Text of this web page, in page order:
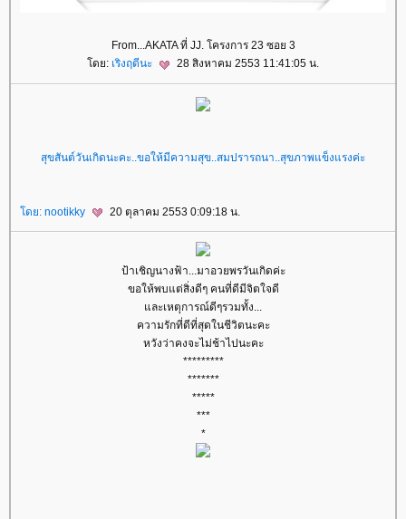
From...AKATA ที่ JJ. โครงการ 23 ซอย 3
ดย: เริงฤดีนะ 28 สิงหาคม 2553 11:41:05 น.
สุขสันต์วันเกิดนะคะ..ขอให้มีความสุข..สมปรารถนา..สุขภาพแข็งแรงค่ะ
ดย: nootikky 20 ตุลาคม 2553 0:09:18 น.
ป้าเชิญนางฟ้า...มาอวยพรวันเกิดค่ะ
ขอให้พบแต่สิ่งดีๆ คนที่ดีมีจิตใจดี
ละเหตุการณ์ดีๆรวมทั้ง...
ความรักที่ดีที่สุดในชีวิตนะคะ
หวังว่าคงจะไม่ช้าไปนะคะ
*********
*******
*****
***
*